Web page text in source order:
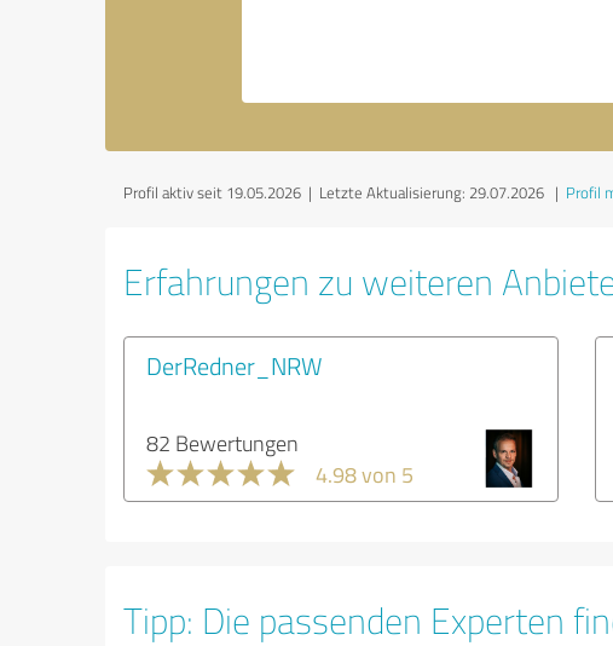
Profil aktiv seit 19.05.2026 | Letzte Aktualisierung: 29.07.2026 | Profil
Erfahrungen zu weiteren
DerRedner_NRW
82 Bewertungen
4.98 von 5
Tipp: Die passenden Experten